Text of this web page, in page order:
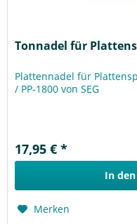
Tonnadel für
Plattennadel für
/ PP-1800 von SEG
17,95 € *
In den
Merken